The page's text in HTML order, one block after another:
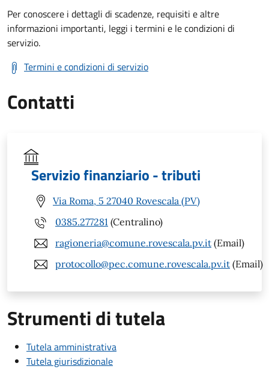
Per conoscere i dettagli di scadenze, requisiti e altre
informazioni importanti, leggi i termini e le condizioni di
servizio.
Termini e condizioni di servizio
Contatti
Servizio finanziario - tributi
Via Roma, 5 27040 Rovescala (PV)
0385.277281 (Centralino)
ragioneria@comune.rovescala.pv.it (Email)
protocollo@pec.comune.rovescala.pv.it (Email)
Strumenti di tutela
Tutela amministrativa
Tutela giurisdizionale